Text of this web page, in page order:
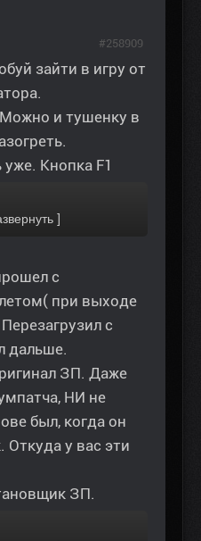
зайти в игру от
Можно и тушенку в
Кнопка F1
с
при выходе
с
дальше.
ЗП. Даже
НИ не
был, когда он
Откуда у вас эти
ЗП.
#258909